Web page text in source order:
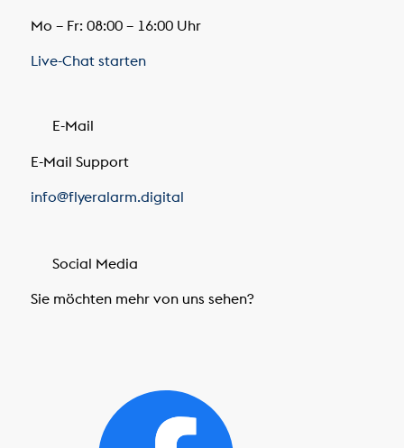
Mo – Fr: 08:00 – 16:00 Uhr
Live-Chat starten
E-Mail
E-Mail Support
info@flyeralarm.digital
Social Media
Sie möchten mehr von uns sehen?